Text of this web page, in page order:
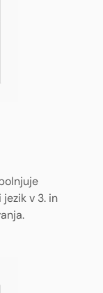
v 3. in